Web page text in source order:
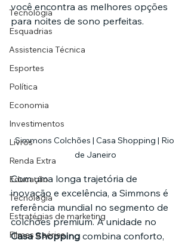
Tecnologia
Esquadrias
Assistencia Técnica
Esportes
Política
Economia
Investimentos
Livros
Renda Extra
Educação
Tecnologia
Estratégias de marketing
Filmes e séries
você encontra as melhores opções
para noites de sono perfeitas.
Simmons Colchões | Casa Shopping | Rio
de Janeiro
Com uma longa trajetória de
inovação e excelência, a Simmons é
referência mundial no segmento de
colchões premium. A unidade no
Casa Shopping combina conforto,